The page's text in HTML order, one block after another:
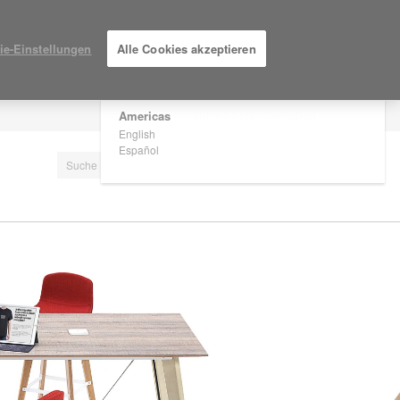
Are you in United States?
Americas
English
Español
Einstellungen Alle Cookies akzeptieren